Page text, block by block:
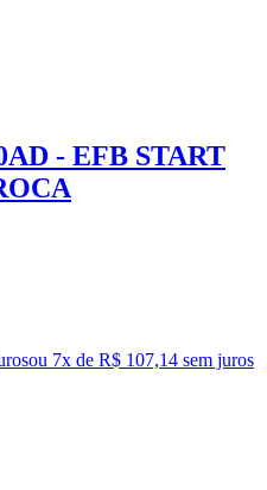
- EFB START
ou 7x de R$ 107,14 sem juros